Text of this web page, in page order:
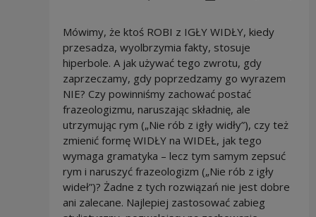
Mówimy, że ktoś ROBI z IGŁY WIDŁY, kiedy
przesadza, wyolbrzymia fakty, stosuje
hiperbole. A jak używać tego zwrotu, gdy
zaprzeczamy, gdy poprzedzamy go wyrazem
NIE? Czy powinniśmy zachować postać
frazeologizmu, naruszając składnię, ale
utrzymując rym („Nie rób z igły widły”), czy też
zmienić formę WIDŁY na WIDEŁ, jak tego
wymaga gramatyka – lecz tym samym zepsuć
rym i naruszyć frazeologizm („Nie rób z igły
wideł”)? Żadne z tych rozwiązań nie jest dobre
ani zalecane. Najlepiej zastosować zabieg